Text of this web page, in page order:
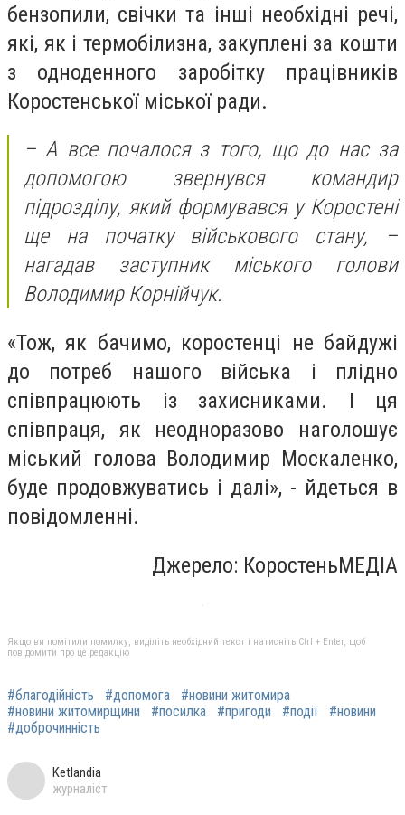
бензопили, свічки та інші необхідні речі,
які, як і термобілизна, закуплені за кошти
з одноденного заробітку працівників
Коростенської міської ради.
– А все почалося з того, що до нас за
допомогою звернувся командир
підрозділу, який формувався у Коростені
ще на початку військового стану, –
нагадав заступник міського голови
Володимир Корнійчук.
«Тож, як бачимо, коростенці не байдужі
до потреб нашого війська і плідно
співпрацюють із захисниками. І ця
співпраця, як неодноразово наголошує
міський голова Володимир Москаленко,
буде продовжуватись і далі», - йдеться в
повідомленні.
Джерело: КоростеньМЕДІА
Якщо ви помітили помилку, виділіть необхідний текст і натисніть Ctrl + Enter, щоб
повідомити про це редакцію
#благодійність #допомога
#новини житомира
#новини житомирщини
#посилка #пригоди #події
#новини
#доброчинність
Ketlandia
журналіст